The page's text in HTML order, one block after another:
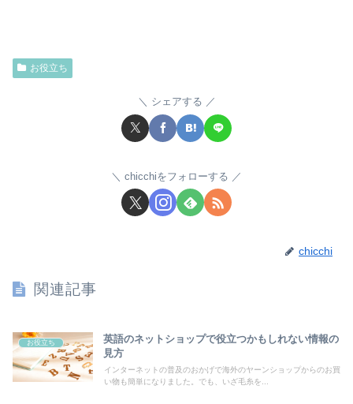
お役立ち
シェアする
chicchiをフォローする
chicchi
関連記事
お役立ち
英語のネットショップで役立つかもしれない情報の
見方
インターネットの普及のおかげで海外のヤーンショップからのお買
い物も簡単になりました。でも、いざ毛糸を...